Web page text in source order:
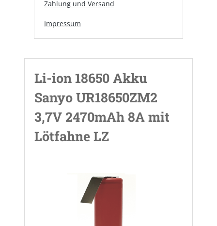
Zahlung und Versand
Impressum
Li-ion 18650 Akku
Sanyo UR18650ZM2
3,7V 2470mAh 8A mit
Lötfahne LZ
Bildergalerie überspringen